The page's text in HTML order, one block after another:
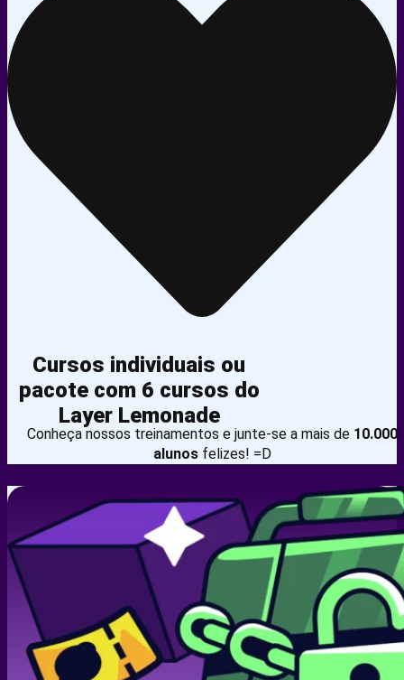
Cursos individuais ou
pacote com 6 cursos do
Layer Lemonade
Conheça nossos treinamentos e junte-se a mais de 10.000
alunosfelizes! =D